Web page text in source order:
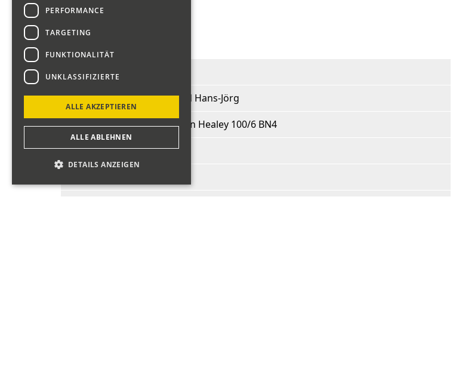
zurück
Good Hans-Jörg
Start-Nr.:
Fahrer:
Good Hans-Jörg
Fahrzeug:
Austin Healey 100/6 BN4
BJ:
1958
PERFORMANCE
TARGETING
FUNKTIONALITÄT
UNKLASSIFIZIERTE
ALLE AKZEPTIEREN
ALLE ABLEHNEN
DETAILS ANZEIGEN